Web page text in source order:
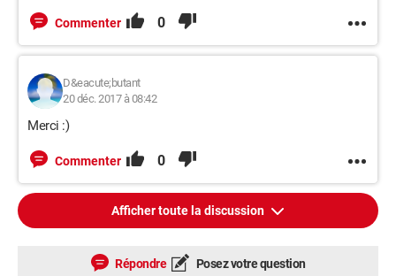
Commenter 0
D&eacute;butant
20 déc. 2017 à 08:42
Merci :)
Commenter 0
Afficher toute la discussion
Répondre Posez votre question